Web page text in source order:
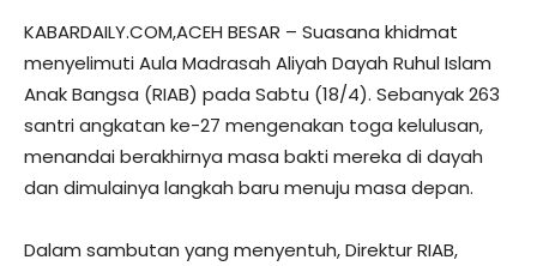
KABARDAILY.COM,ACEH BESAR – Suasana khidmat
menyelimuti Aula Madrasah Aliyah Dayah Ruhul Islam
Anak Bangsa (RIAB) pada Sabtu (18/4). Sebanyak 263
santri angkatan ke-27 mengenakan toga kelulusan,
menandai berakhirnya masa bakti mereka di dayah
dan dimulainya langkah baru menuju masa depan.
​Dalam sambutan yang menyentuh, Direktur RIAB,